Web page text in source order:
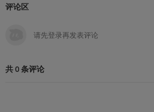
评论区
共0条评论